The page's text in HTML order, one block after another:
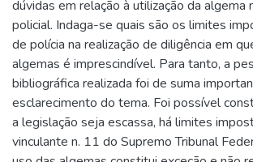
dúvidas em relação à utilização da algema
policial. Indaga-se quais são os limites
de polícia na realização de diligência em
algemas é imprescindível. Para tanto, a
bibliográfica realizada foi de suma
esclarecimento do tema. Foi possível
a legislação seja escassa, há limites
vinculante n. 11 do Supremo Tribunal